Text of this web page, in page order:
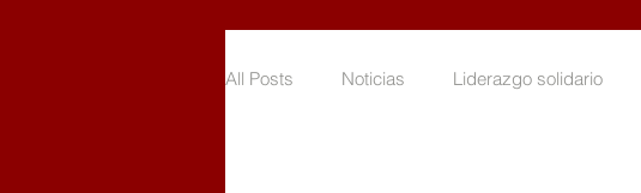
All Posts Noticias Liderazgo solidario
Voluntariado